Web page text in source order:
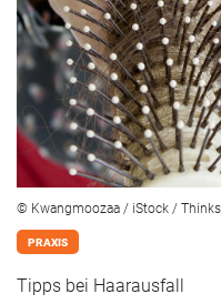
© Kwangmoozaa / iStock /
PRAXIS
Tipps bei Haarausfall